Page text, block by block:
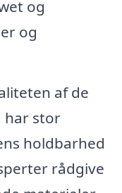
og
og
af de
har stor
holdbarhed
rådgive